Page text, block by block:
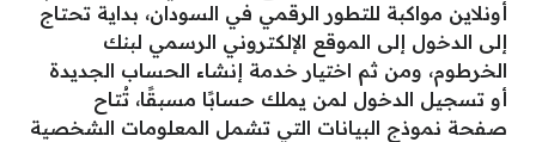
أونلاين مواكبة للتطور الرقمي في السودان، بداية تحتاج
إلى الدخول إلى الموقع الإلكتروني الرسمي لبنك
الخرطوم، ومن ثم اختيار خدمة إنشاء الحساب الجديدة
أو تسجيل الدخول لمن يملك حسابًا مسبقًا، تُتاح
صفحة نموذج البيانات التي تشمل المعلومات الشخصية